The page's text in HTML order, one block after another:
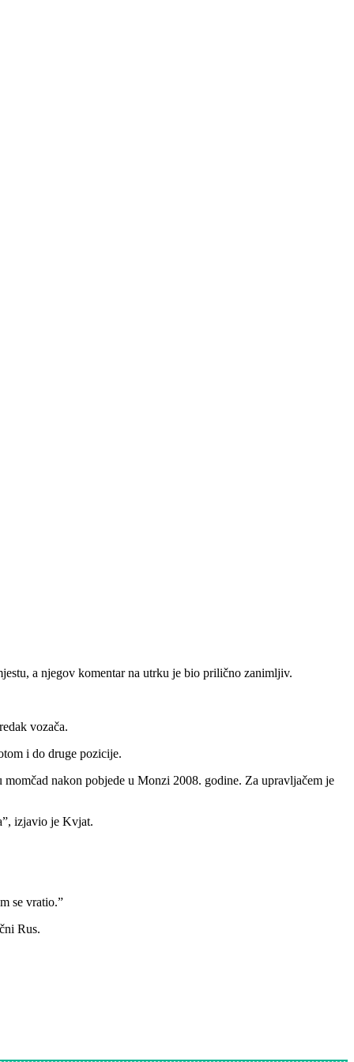
a njegov komentar na utrku je bio prilično zanimljiv.
vozača.
i do druge pozicije.
nakon pobjede u Monzi 2008. godine. Za upravljačem je
izjavio je Kvjat.
se vratio.”
Rus.